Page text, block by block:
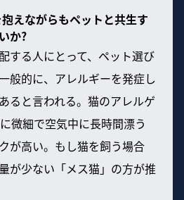
えながらもペットと共生す
か?
する人にとって、ペット選び
般的に、アレルギーを発症し
ると言われる。猫のアレルゲ
微細で空気中に長時間漂う
が高い。もし猫を飼う場合
が少ない「メス猫」の方が推